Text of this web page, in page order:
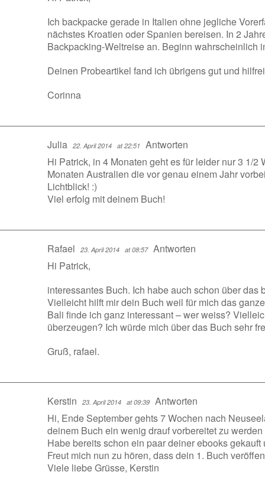
Ich backpacke gerade in Italien ohne jegliche
nächstes Kroatien oder Spanien bereisen. In 2
Backpacking-Weltreise an. Beginn wahrscheinlich
Deinen Probeartikel fand ich übrigens gut und
Corinna
Julia 22. April 2014 at 22:51
Antworten
Hi Patrick, in 4 Monaten geht es für leider nur 3 1/2
Monaten Australien die vor genau einem Jahr
Lichtblick! :)
Viel erfolg mit deinem Buch!
Rafael 23. April 2014 at 08:57 Antworten
Hi Patrick,
interessantes Buch. Ich habe auch schon über das
Vielleicht hilft mir dein Buch weil für mich das
Bali finde ich ganz interessant – wer weiss?
überzeugen? Ich würde mich über das Buch sehr
Gruß, rafael.
Kerstin 23. April 2014 at 09:39 Antworten
Hi, Ende September gehts 7 Wochen nach
deinem Buch ein wenig drauf vorbereitet zu werden
Habe bereits schon ein paar deiner ebooks
Freut mich nun zu hören, dass dein 1. Buch
Viele liebe Grüsse, Kerstin